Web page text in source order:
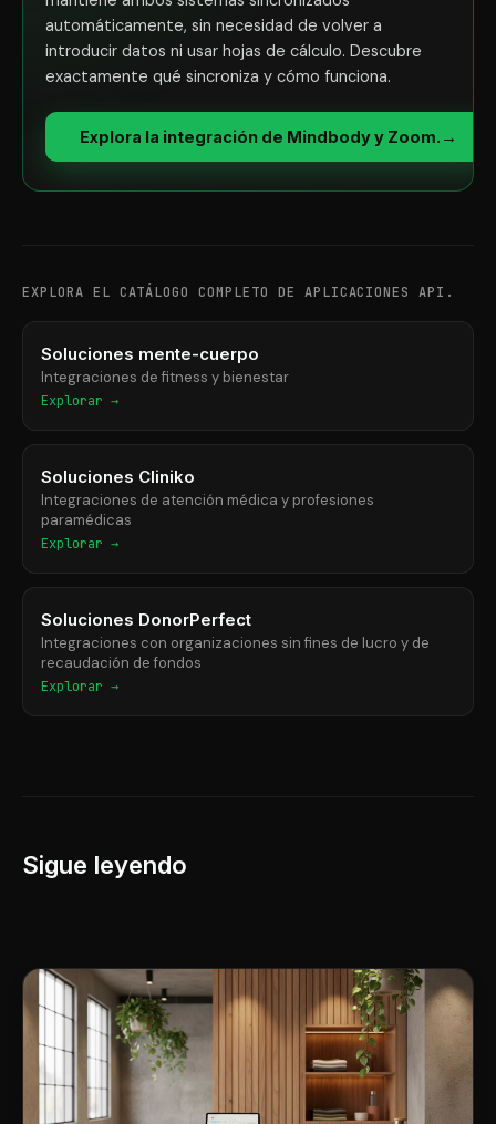
automáticamente, sin necesidad de volver a
introducir datos ni usar hojas de cálculo. Descubre
exactamente qué sincroniza y cómo funciona.
Explora la integración de Mindbody y Zoom. →
EXPLORA EL CATÁLOGO COMPLETO DE APLICACIONES API.
Soluciones mente-cuerpo
Integraciones de fitness y bienestar
Explorar →
Soluciones Cliniko
Integraciones de atención médica y profesiones
paramédicas
Explorar →
Soluciones DonorPerfect
Integraciones con organizaciones sin fines de lucro y de
recaudación de fondos
Explorar →
Sigue leyendo